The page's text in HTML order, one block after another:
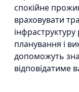
спокійне
враховувати
планування і
допоможуть
відповідатиме